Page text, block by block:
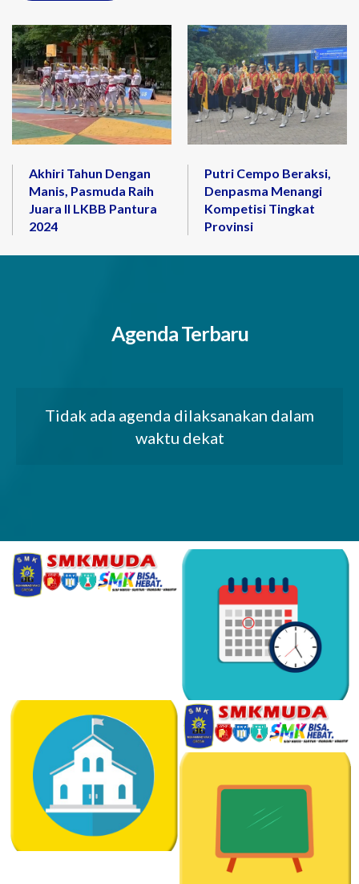
Akhiri Tahun Dengan
Manis, Pasmuda Raih
Juara II LKBB Pantura
2024
Putri Cempo Beraksi,
Denpasma Menangi
Kompetisi Tingkat
Provinsi
Agenda Terbaru
Tidak ada agenda dilaksanakan dalam
waktu dekat